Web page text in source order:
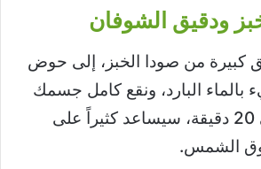
كبيرة من صودا الخبز، إلى حوض
بالماء البارد، ونقع كامل جسمك
فيه لمدة 15 إلى 20 دقيقة، سيساعد كثيراً على
الشمس.